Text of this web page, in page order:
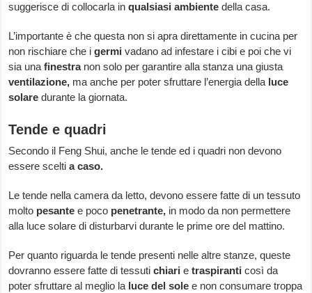
suggerisce di collocarla inqualsiasi ambiente della casa.
L’importante è che questa non si apra direttamente in cucina per
non rischiare che igermi vadano ad infestare i cibi e poi che vi
sia una finestranon solo per garantire alla stanza una giusta
ventilazione, ma anche per poter sfruttare l’energia della luce
solare durante la giornata.
Tende e quadri
Secondo il Feng Shui, anche le tende ed i quadri non devono
essere sceltia caso.
Le tende nella camera da letto, devono essere fatte di un tessuto
molto pesante e poco penetrante, in modo da non permettere
alla luce solare di disturbarvi durante le prime ore del mattino.
Per quanto riguarda le tende presenti nelle altre stanze, queste
dovranno essere fatte di tessutichiari e traspiranti così da
poter sfruttare al meglio la luce del sole e non consumare troppa